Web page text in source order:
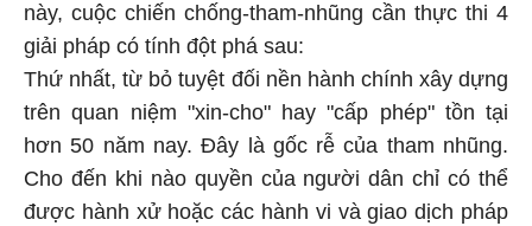
này, cuộc chiến chống-tham-nhũng cần thực thi 4
giải pháp có tính đột phá sau:
Thứ nhất, từ bỏ tuyệt đối nền hành chính xây dựng
trên quan niệm "xin-cho" hay "cấp phép" tồn tại
hơn 50 năm nay. Đây là gốc rễ của tham nhũng.
Cho đến khi nào quyền của người dân chỉ có thể
được hành xử hoặc các hành vi và giao dịch pháp